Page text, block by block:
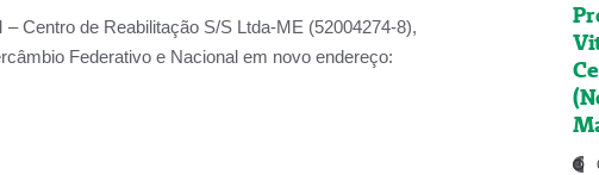
– Centro de Reabilitação S/S Ltda-ME (52004274-8),
Federativo e Nacional em novo endereço: